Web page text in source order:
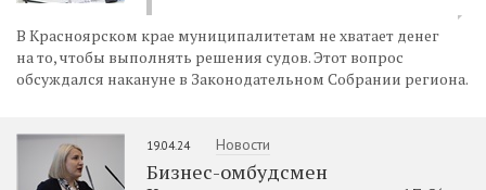
В Красноярском крае муниципалитетам не хватает денег
на то, чтобы выполнять решения судов. Этот вопрос
обсуждался накануне в Законодательном Собрании региона.
19.04.24 Новости
Бизнес-омбудсмен